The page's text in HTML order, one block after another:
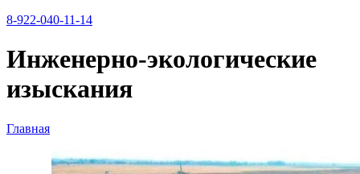
8-922-040-11-14
Инженерно-экологические
изыскания
Главная